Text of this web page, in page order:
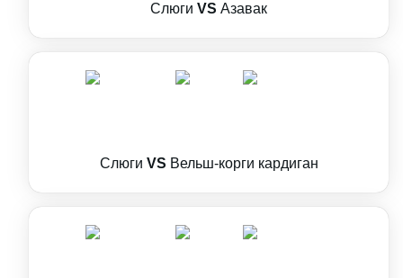
Слюги VS Азавак
Слюги VS Вельш-корги кардиган